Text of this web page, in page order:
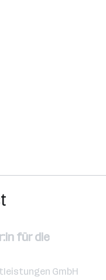
für die
GmbH